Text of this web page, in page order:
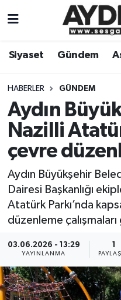
Siyaset Gündem
HABERLER GÜNDEM
Aydın
Nazilli
çevre
Aydın Büyükşehir
Dairesi Başkanlığı
Atatürk Parkı’nda
düzenleme
03.06.2026 - 13:29
YAYINLANMA
Gündem
Siyaset
Ekonomi
Eğitim
Kültür Sanat
Spor
Aydın Hava
Aydin Namaz
Aydın Trafik
Tüm Manşetler
Son Dakika
Haber Arşivi